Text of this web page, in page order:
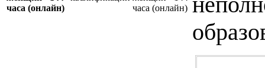
часа (онлайн)